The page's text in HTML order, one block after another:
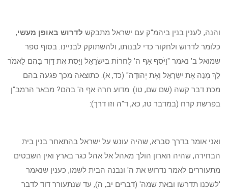
והנה, לענין בנין ביהמ"ק עם ישראל מתבקש לדרוש באופן מעשי,
כלומר לדרוש ולחקור כדי לבנותו, ולהשתוקק לבניינו. בסוף ספר
שמואל ב' נאמר "וַיֹּסֶף אַף ה' לַחֲרוֹת בְּיִשְׂרָאֵל וַיָּסֶת אֶת דָּוִד בָּהֶם לֵאמֹר
לֵךְ מְנֵה אֶת יִשְׂרָאֵל וְאֶת יְהוּדָה" (כד, א). כתוצאה מכך פגעה בהם
מכת דבר קשה (שם שם, טו). מדוע חרה אף ה' בהם? מבאר הרמב"ן
בפרשת קרח (במדבר טז, כא, ד"ה וזו דרך):
ואני אומר בדרך סברא, שהיה עונש על ישראל בהתאחר בנין בית
הבחירה, שהיה הארון הולך מאהל אל אהל כגר בארץ ואין השבטים
מתעוררים לאמר נדרוש את ה' ונבנה הבית לשמו, כענין שנאמר
'לשכנו תדרשו ובאת שמה' (דברים יב, ה), עד שנתעורר דוד לדבר